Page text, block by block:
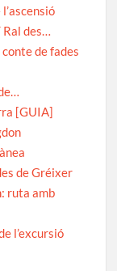
Ral des…
de fades
[GUIA]
de Gréixer
ruta amb
l’excursió